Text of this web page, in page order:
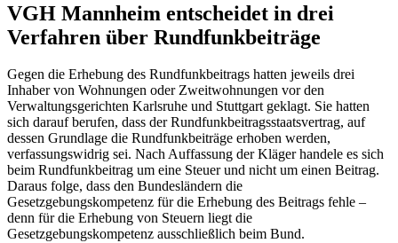
VGH Mannheim entscheidet in drei
Verfahren über Rundfunkbeiträge
Gegen die Erhebung des Rundfunkbeitrags hatten jeweils drei
Inhaber von Wohnungen oder Zweitwohnungen vor den
Verwaltungsgerichten Karlsruhe und Stuttgart geklagt. Sie hatten
sich darauf berufen, dass der Rundfunkbeitragsstaatsvertrag, auf
dessen Grundlage die Rundfunkbeiträge erhoben werden,
verfassungswidrig sei. Nach Auffassung der Kläger handele es sich
beim Rundfunkbeitrag um eine Steuer und nicht um einen Beitrag.
Daraus folge, dass den Bundesländern die
Gesetzgebungskompetenz für die Erhebung des Beitrags fehle –
denn für die Erhebung von Steuern liegt die
Gesetzgebungskompetenz ausschließlich beim Bund.